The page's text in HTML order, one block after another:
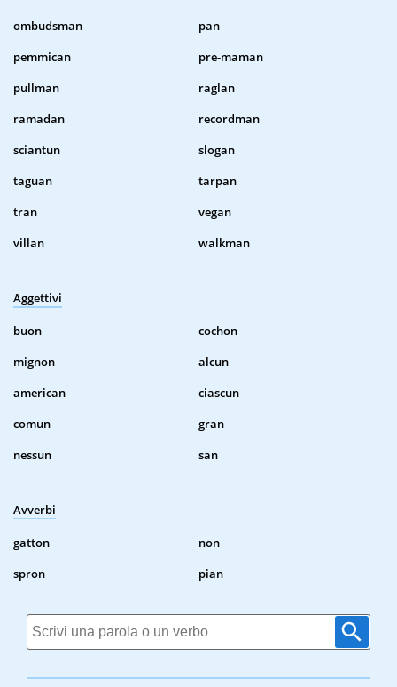
ombudsman
pan
pemmican
pre-maman
pullman
raglan
ramadan
recordman
sciantun
slogan
taguan
tarpan
tran
vegan
villan
walkman
Aggettivi
buon
cochon
mignon
alcun
american
ciascun
comun
gran
nessun
san
Avverbi
gatton
non
spron
pian